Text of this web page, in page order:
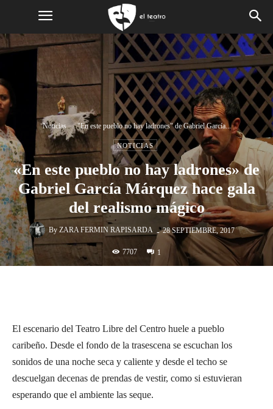
Noticias "En este pueblo no hay ladrones" de Gabriel García...
NOTICIAS
«En este pueblo no hay ladrones» de
Gabriel García Márquez hace gala
del realismo mágico
By ZARA FERMIN RAPISARDA - 28 SEPTIEMBRE, 2017
7707 1
El escenario del Teatro Libre del Centro huele a pueblo
caribeño. Desde el fondo de la trasescena se escuchan los
sonidos de una noche seca y caliente y desde el techo se
descuelgan decenas de prendas de vestir, como si estuvieran
esperando que el ambiente las seque.